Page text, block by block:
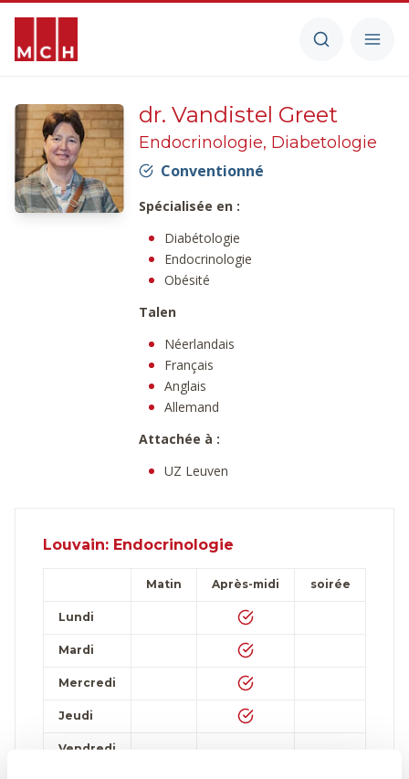
dr. Vandistel Greet
Endocrinologie, Diabetologie
Conventionné
Spécialisée en :
Diabétologie
Endocrinologie
Obésité
Talen
Néerlandais
Français
Anglais
Allemand
Attachée à :
UZ Leuven
Louvain: Endocrinologie
Matin Après-midi soirée
Lundi
Mardi
Mercredi
Jeudi
Vendredi